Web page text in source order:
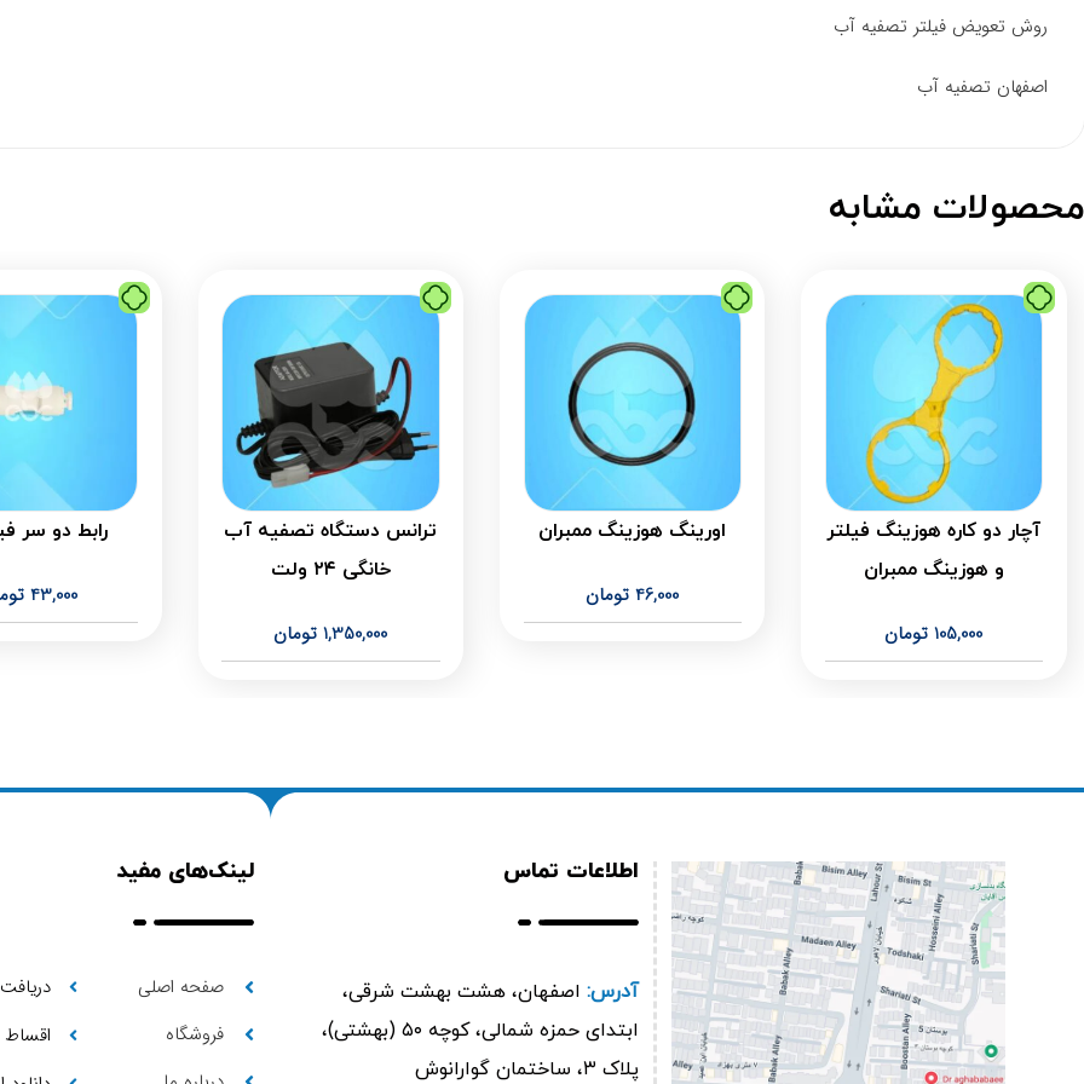
روش تعویض فیلتر تصفیه آب
اصفهان تصفیه آب
محصولات مشابه
آچار دو کاره هوزینگ فیلتر
و هوزینگ ممبران
105,000 تومان
اورینگ هوزینگ ممبران
46,000 تومان
ترانس دستگاه تصفیه آب
خانگی ۲۴ ولت
1,350,000 تومان
رابط دو سر
43,000
اطلاعات تماس
آدرس:اصفهان، هشت بهشت شرقی،
ابتدای حمزه شمالی، کوچه ۵۰ (بهشتی)،
پلاک ۳، ساختمان گوارانوش
لینک‌های مفید
صفحه اصلی
فروشگاه
اقساط